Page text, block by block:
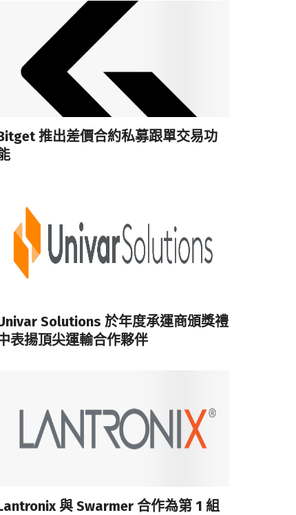
推出差價合約私募跟單交易功
Solutions 於年度承運商頒獎禮
表揚頂尖運輸合作夥伴
與 Swarmer 合作為第 1 組